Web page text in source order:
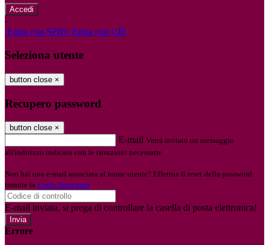
-
Entra con SPID Entra con CIE
Seleziona utente
button close ×
Recupero password
button close ×
E-mail Verrà inviato un messaggio
all'indirizzo indicato con le istruzioni necessarie.
Non hai una e-mail associata al nome utente? Effettua il reset della password
tramite la Login Spaggiari
E-mail inviata, si prega di controllare la casella di posta elettronica!
Errore